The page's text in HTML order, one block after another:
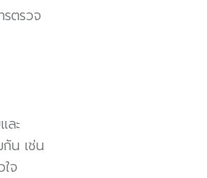
ตรวจ
ละ
น เช่น
จ